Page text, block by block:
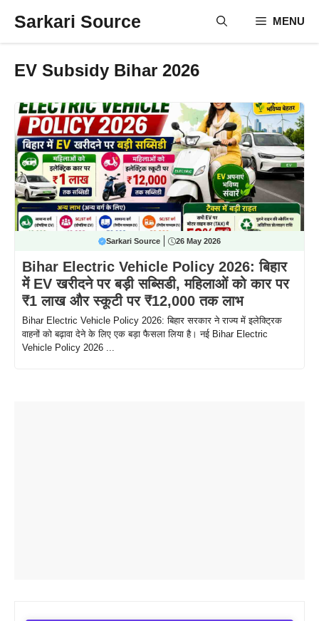
Sarkari Source MENU
EV Subsidy Bihar 2026
Sarkari Source 26 May 2026
Bihar Electric Vehicle Policy 2026: बिहार
में EV खरीदने पर बड़ी सब्सिडी, महिलाओं को कार पर
₹1 लाख और स्कूटी पर ₹12,000 तक लाभ
Bihar Electric Vehicle Policy 2026: बिहार सरकार ने राज्य में इलेक्ट्रिक
वाहनों को बढ़ावा देने के लिए एक बड़ा फैसला लिया है। नई Bihar Electric
Vehicle Policy 2026 ...